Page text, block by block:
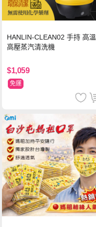
HANLIN-CLEAN02 手持 高溫
高壓蒸汽清洗機
$1,059
免運